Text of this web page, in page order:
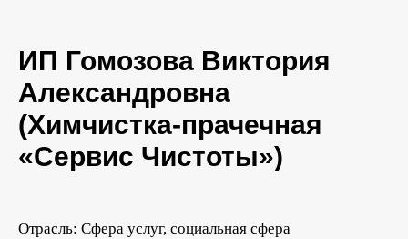
ИП Гомозова Виктория
Александровна
(Химчистка-прачечная
«Сервис Чистоты»)
Отрасль: Сфера услуг, социальная сфера